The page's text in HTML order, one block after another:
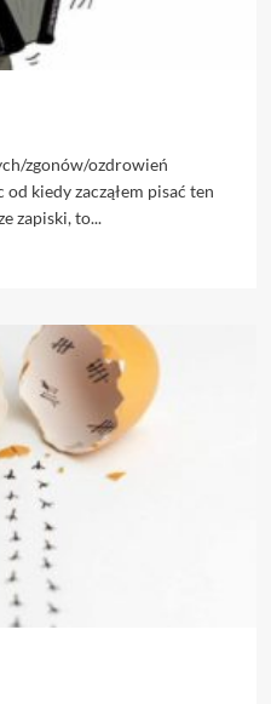
zgonów/ozdrowień
kiedy zacząłem pisać ten
zapiski, to...